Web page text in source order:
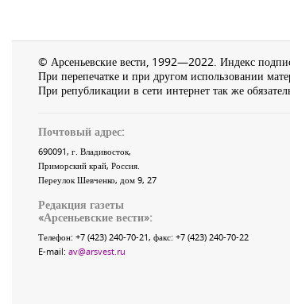
© Арсеньевские вести, 1992—2022. Индекс
При перепечатке и при другом использовании
При републикации в сети интернет так же
Почтовый адрес:
690091, г. Владивосток,
Приморский край, Россия.
Переулок Шевченко, дом 9, 27
Редакция газеты
«Арсеньевские вести»:
Телефон: +7 (423) 240-70-21, факс: +7 (423) 240-70-22
E-mail: av@arsvest.ru